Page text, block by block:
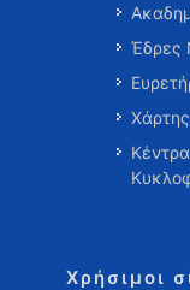
Έδρες
Χρήσιμοι